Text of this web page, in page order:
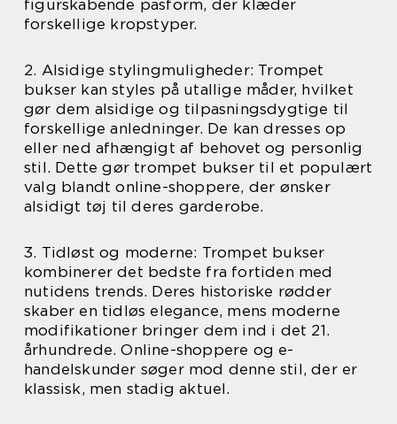
figurskabende pasform, der klæder
forskellige kropstyper.
2. Alsidige stylingmuligheder: Trompet
bukser kan styles på utallige måder, hvilket
gør dem alsidige og tilpasningsdygtige til
forskellige anledninger. De kan dresses op
eller ned afhængigt af behovet og personlig
stil. Dette gør trompet bukser til et populært
valg blandt online-shoppere, der ønsker
alsidigt tøj til deres garderobe.
3. Tidløst og moderne: Trompet bukser
kombinerer det bedste fra fortiden med
nutidens trends. Deres historiske rødder
skaber en tidløs elegance, mens moderne
modifikationer bringer dem ind i det 21.
århundrede. Online-shoppere og e-
handelskunder søger mod denne stil, der er
klassisk, men stadig aktuel.